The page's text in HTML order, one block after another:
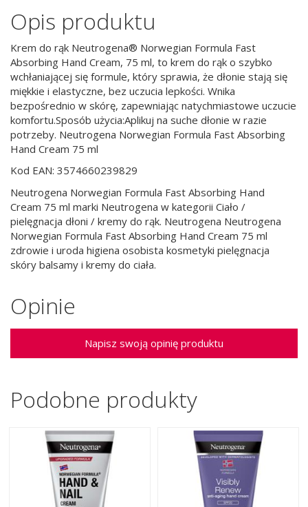
Opis produktu
Krem do rąk Neutrogena® Norwegian Formula Fast
Absorbing Hand Cream, 75 ml, to krem do rąk o szybko
wchłaniającej się formule, który sprawia, że dłonie stają się
miękkie i elastyczne, bez uczucia lepkości. Wnika
bezpośrednio w skórę, zapewniając natychmiastowe uczucie
komfortu.Sposób użycia:Aplikuj na suche dłonie w razie
potrzeby. Neutrogena Norwegian Formula Fast Absorbing
Hand Cream 75 ml
Kod EAN: 3574660239829
Neutrogena Norwegian Formula Fast Absorbing Hand
Cream 75 ml marki Neutrogena w kategorii Ciało /
pielęgnacja dłoni / kremy do rąk. Neutrogena Neutrogena
Norwegian Formula Fast Absorbing Hand Cream 75 ml
zdrowie i uroda higiena osobista kosmetyki pielęgnacja
skóry balsamy i kremy do ciała.
Opinie
Napisz swoją opinię produktu
Podobne produkty